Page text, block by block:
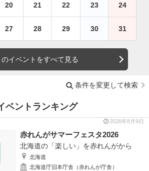
20 21 22 23 24
27 28 29 30 31
イベントをすべて見る
条件を変更して検索
ベントランキング
2026年8月9日
赤れんがサマーフェスタ2026
北海道の「楽しい」を赤れんがから
北海道
北海道庁旧本庁舎（赤れんが庁舎）